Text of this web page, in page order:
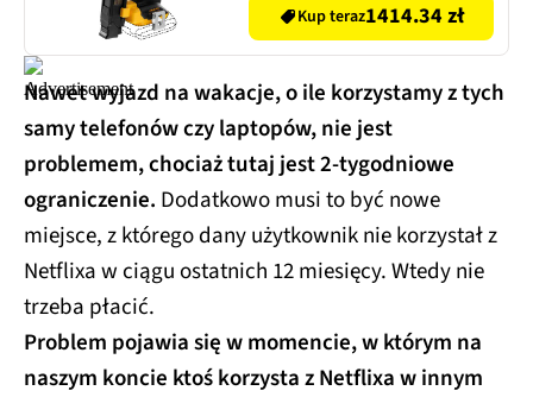
Kup teraz1414.34 zł
Nawet wyjazd na wakacje, o ile korzystamy z tych
samy telefonów czy laptopów, nie jest
problemem, chociaż tutaj jest 2-tygodniowe
ograniczenie. Dodatkowo musi to być nowe
miejsce, z którego dany użytkownik nie korzystał z
Netflixa w ciągu ostatnich 12 miesięcy. Wtedy nie
trzeba płacić.
Problem pojawia się w momencie, w którym na
naszym koncie ktoś korzysta z Netflixa w innym